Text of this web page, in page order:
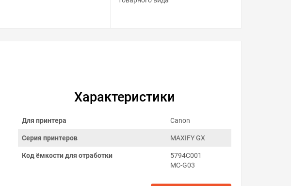
Характеристики
Для принтера Canon
Серия принтеров MAXIFY GX
Код ёмкости для отработки
5794C001
MC-G03